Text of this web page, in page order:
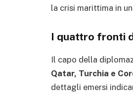
la crisi marittima in
I quattro fronti
Il capo della
Qatar, Turchia e
dettagli emersi